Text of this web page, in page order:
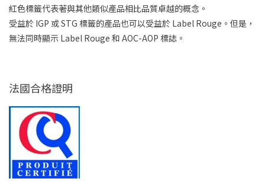
紅色標籤代表著與其他類似產品相比品質卓越的概念。
受益於 IGP 或 STG 標籤的產品也可以受益於 Label Rouge。但是，
無法同時顯示 Label Rouge 和 AOC-AOP 標誌。
法國合格證明